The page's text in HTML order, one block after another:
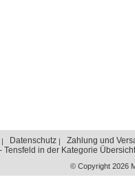
Datenschutz
Zahlung und
Tensfeld in der Kategorie Übersicht
© Copyright 2026